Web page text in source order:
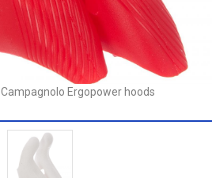
Campagnolo Ergopower hoods